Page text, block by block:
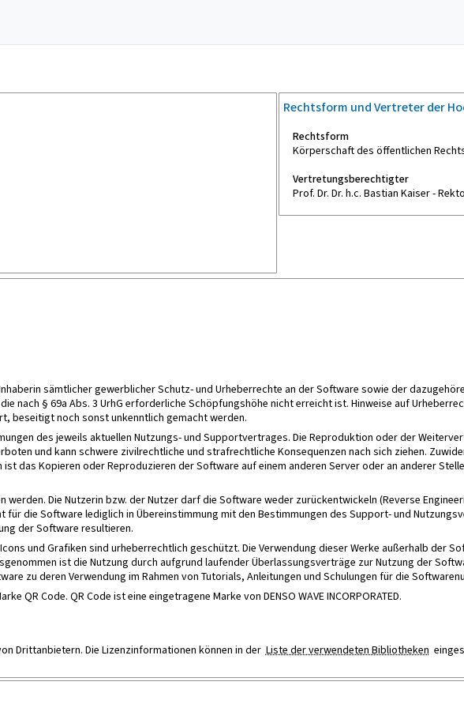
Rechtsform und Vertreter der
Rechtsform
Körperschaft des öffentlichen
Vertretungsberechtigter
Prof. Dr. Dr. h.c. Bastian Kaiser -
sämtlicher gewerblicher Schutz- und Urheberrechte an der Software sowie der
nach § 69a Abs. 3 UrhG erforderliche Schöpfungshöhe nicht erreicht ist. Hinweise auf
beseitigt noch sonst unkenntlich gemacht werden.
des jeweils aktuellen Nutzungs- und Supportvertrages. Die Reproduktion oder der
und kann schwere zivilrechtliche und strafrechtliche Konsequenzen nach sich ziehen.
das Kopieren oder Reproduzieren der Software auf einem anderen Server oder an anderer
Die Nutzerin bzw. der Nutzer darf die Software weder zurückentwickeln (Reverse
für die Software lediglich in Übereinstimmung mit den Bestimmungen des Support- und
der Software resultieren.
und Grafiken sind urheberrechtlich geschützt. Die Verwendung dieser Werke außerhalb der
ist die Nutzung durch aufgrund laufender Überlassungsverträge zur Nutzung der
zu deren Verwendung im Rahmen von Tutorials, Anleitungen und Schulungen für die
QR Code. QR Code ist eine eingetragene Marke von DENSO WAVE INCORPORATED.
Drittanbietern. Die Lizenzinformationen können in der Liste der verwendeten Bibliotheken